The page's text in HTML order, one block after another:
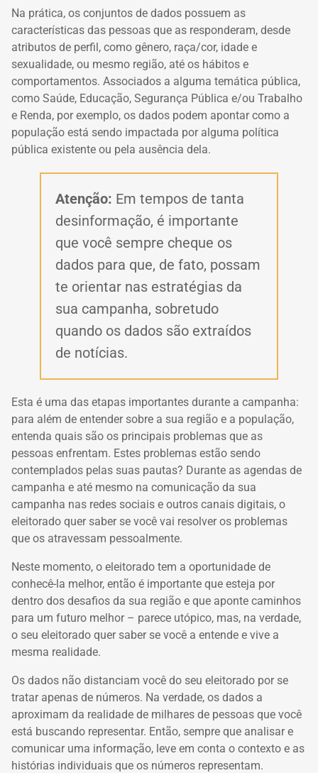
Na prática, os conjuntos de dados possuem as
características das pessoas que as responderam, desde
atributos de perfil, como gênero, raça/cor, idade e
sexualidade, ou mesmo região, até os hábitos e
comportamentos. Associados a alguma temática pública,
como Saúde, Educação, Segurança Pública e/ou Trabalho
e Renda, por exemplo, os dados podem apontar como a
população está sendo impactada por alguma política
pública existente ou pela ausência dela.
Atenção: Em tempos de tanta
desinformação, é importante
que você sempre cheque os
dados para que, de fato, possam
te orientar nas estratégias da
sua campanha, sobretudo
quando os dados são extraídos
de notícias.
Esta é uma das etapas importantes durante a campanha:
para além de entender sobre a sua região e a população,
entenda quais são os principais problemas que as
pessoas enfrentam. Estes problemas estão sendo
contemplados pelas suas pautas? Durante as agendas de
campanha e até mesmo na comunicação da sua
campanha nas redes sociais e outros canais digitais, o
eleitorado quer saber se você vai resolver os problemas
que os atravessam pessoalmente.
Neste momento, o eleitorado tem a oportunidade de
conhecê-la melhor, então é importante que esteja por
dentro dos desafios da sua região e que aponte caminhos
para um futuro melhor – parece utópico, mas, na verdade,
o seu eleitorado quer saber se você a entende e vive a
mesma realidade.
Os dados não distanciam você do seu eleitorado por se
tratar apenas de números. Na verdade, os dados a
aproximam da realidade de milhares de pessoas que você
está buscando representar. Então, sempre que analisar e
comunicar uma informação, leve em conta o contexto e as
histórias individuais que os números representam.